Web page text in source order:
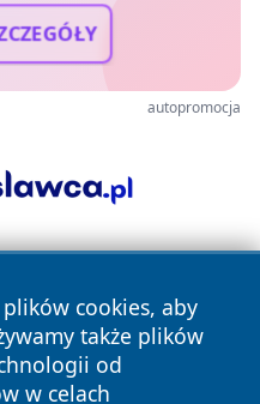
autopromocja
cookies, aby
także plików
od
w celach